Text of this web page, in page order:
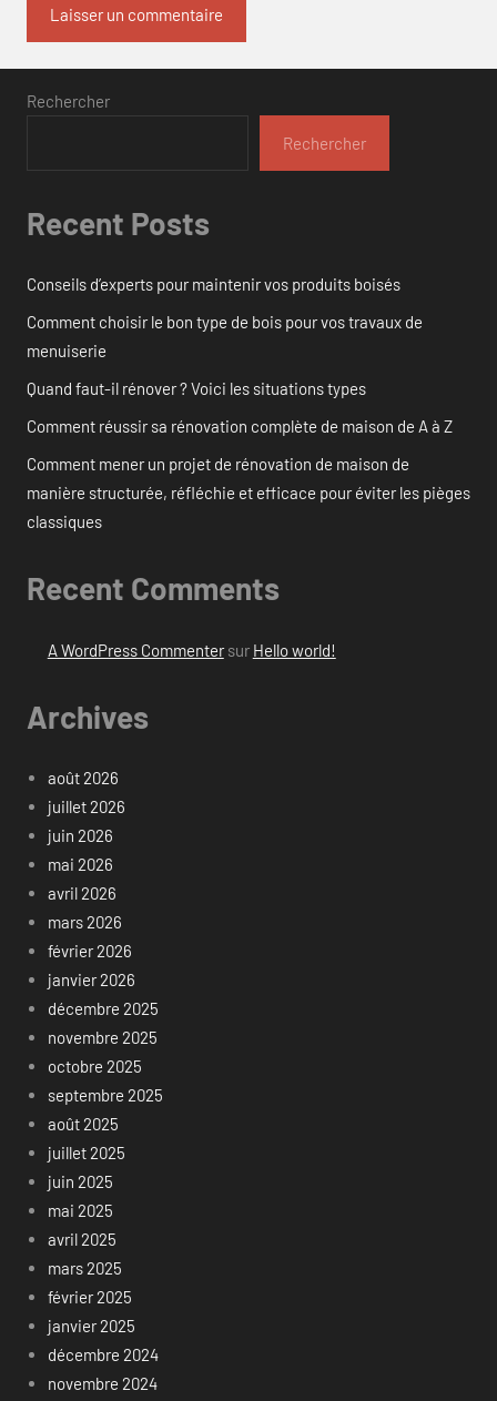
Rechercher
Rechercher
Recent Posts
Conseils d’experts pour maintenir vos produits boisés
Comment choisir le bon type de bois pour vos travaux de
menuiserie
Quand faut-il rénover ? Voici les situations types
Comment réussir sa rénovation complète de maison de A à Z
Comment mener un projet de rénovation de maison de
manière structurée, réfléchie et efficace pour éviter les pièges
classiques
Recent Comments
A WordPress Commentersur Hello world!
Archives
août 2026
juillet 2026
juin 2026
mai 2026
avril 2026
mars 2026
février 2026
janvier 2026
décembre 2025
novembre 2025
octobre 2025
septembre 2025
août 2025
juillet 2025
juin 2025
mai 2025
avril 2025
mars 2025
février 2025
janvier 2025
décembre 2024
novembre 2024